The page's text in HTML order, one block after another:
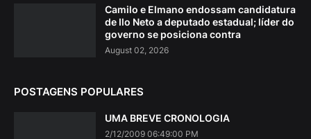
Camilo e Elmano endossam candidatura
de Ilo Neto a deputado estadual; líder do
governo se posiciona contra
August 02, 2026
POSTAGENS POPULARES
UMA BREVE CRONOLOGIA
2/12/2009 06:49:00 PM